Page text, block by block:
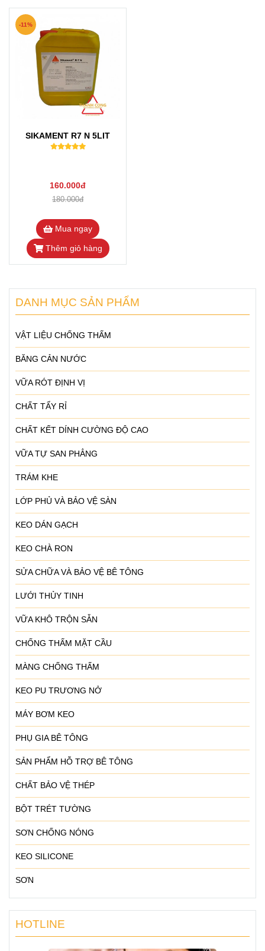
SIKAMENT R7 N 5LIT
160.000đ
180.000đ
-11%
Mua ngay
Thêm giỏ hàng
DANH MỤC SẢN PHẨM
VẬT LIỆU CHỐNG THẤM
BĂNG CẢN NƯỚC
VỮA RÓT ĐỊNH VỊ
CHẤT TẨY RỈ
CHẤT KẾT DÍNH CƯỜNG ĐỘ CAO
VỮA TỰ SAN PHẲNG
TRÁM KHE
LỚP PHỦ VÀ BẢO VỆ SÀN
KEO DÁN GẠCH
KEO CHÀ RON
SỬA CHỮA VÀ BẢO VỆ BÊ TÔNG
LƯỚI THỦY TINH
VỮA KHÔ TRỘN SẴN
CHỐNG THẤM MẶT CẦU
MÀNG CHỐNG THẤM
KEO PU TRƯƠNG NỞ
MÁY BƠM KEO
PHỤ GIA BÊ TÔNG
SẢN PHẨM HỖ TRỢ BÊ TÔNG
CHẤT BẢO VỆ THÉP
BỘT TRÉT TƯỜNG
SƠN CHỐNG NÓNG
KEO SILICONE
SƠN
HOTLINE